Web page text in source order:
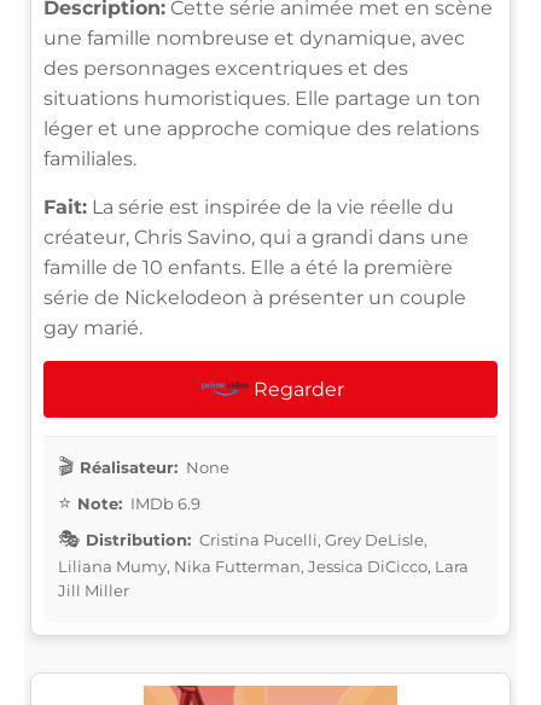
Description: Cette série animée met en scène
une famille nombreuse et dynamique, avec
des personnages excentriques et des
situations humoristiques. Elle partage un ton
léger et une approche comique des relations
familiales.
Fait: La série est inspirée de la vie réelle du
créateur, Chris Savino, qui a grandi dans une
famille de 10 enfants. Elle a été la première
série de Nickelodeon à présenter un couple
gay marié.
Regarder
Réalisateur: None
Note: IMDb 6.9
Distribution: Cristina Pucelli, Grey DeLisle,
Liliana Mumy, Nika Futterman, Jessica DiCicco, Lara
Jill Miller